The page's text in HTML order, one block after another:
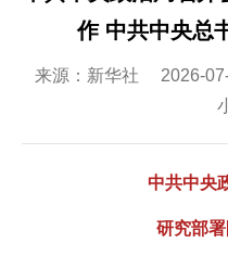
作 中共中央总
来源：新华社 2026-
中共中央
研究部